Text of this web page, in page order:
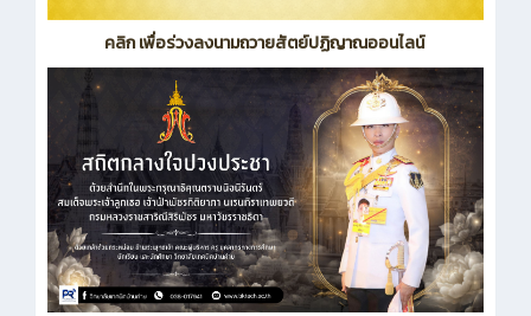
คลิก เพื่อร่วงลงนามถวายสัตย์ปฏิญาณออนไลน์